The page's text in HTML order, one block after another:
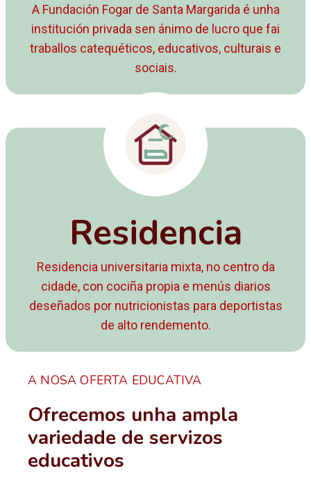
A Fundación Fogar de Santa Margarida é unha
institución privada sen ánimo de lucro que fai
traballos catequéticos, educativos, culturais e
sociais.
Residencia
Residencia universitaria mixta, no centro da
cidade, con cociña propia e menús diarios
deseñados por nutricionistas para deportistas
de alto rendemento.
A NOSA OFERTA EDUCATIVA
Ofrecemos unha ampla
variedade de servizos
educativos